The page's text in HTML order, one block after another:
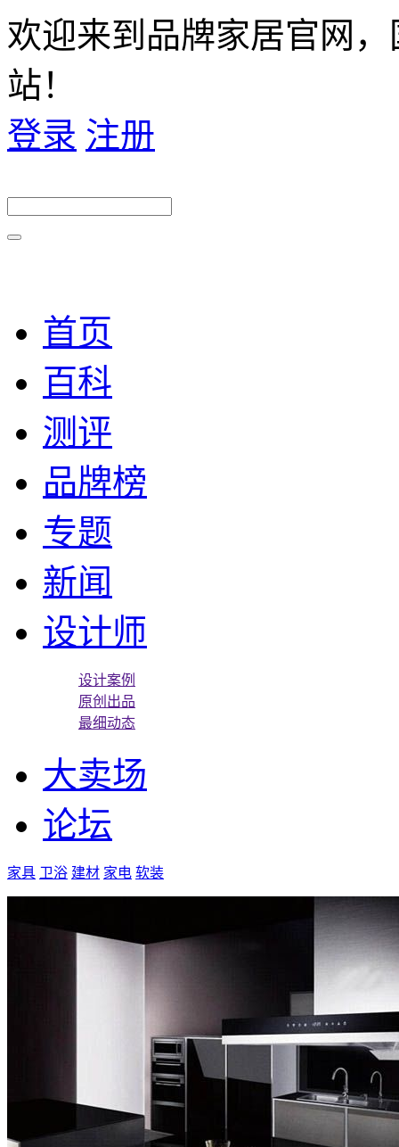
欢迎来到品牌家居官网
站！
登录 注册
首页
百科
测评
品牌榜
专题
新闻
设计师
设计案例
原创出品
最细动态
大卖场
论坛
家具 卫浴 建材 家电 软装